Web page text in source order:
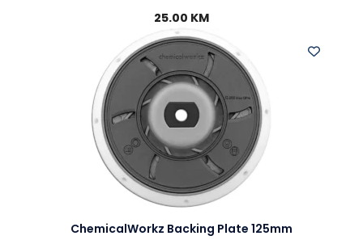
25.00 KM
ChemicalWorkz Backing Plate 125mm